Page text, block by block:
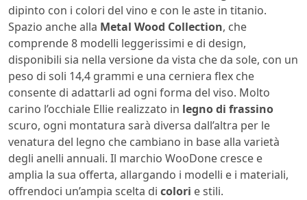
dipinto con i colori del vino e con le aste in titanio.
Spazio anche alla Metal Wood Collection, che
comprende 8 modelli leggerissimi e di design,
disponibili sia nella versione da vista che da sole, con un
peso di soli 14,4 grammi e una cerniera flex che
consente di adattarli ad ogni forma del viso. Molto
carino l’occhiale Ellie realizzato in legno di frassino
scuro, ogni montatura sarà diversa dall’altra per le
venatura del legno che cambiano in base alla varietà
degli anelli annuali. Il marchio WooDone cresce e
amplia la sua offerta, allargando i modelli e i materiali,
offrendoci un’ampia scelta di colori e stili.